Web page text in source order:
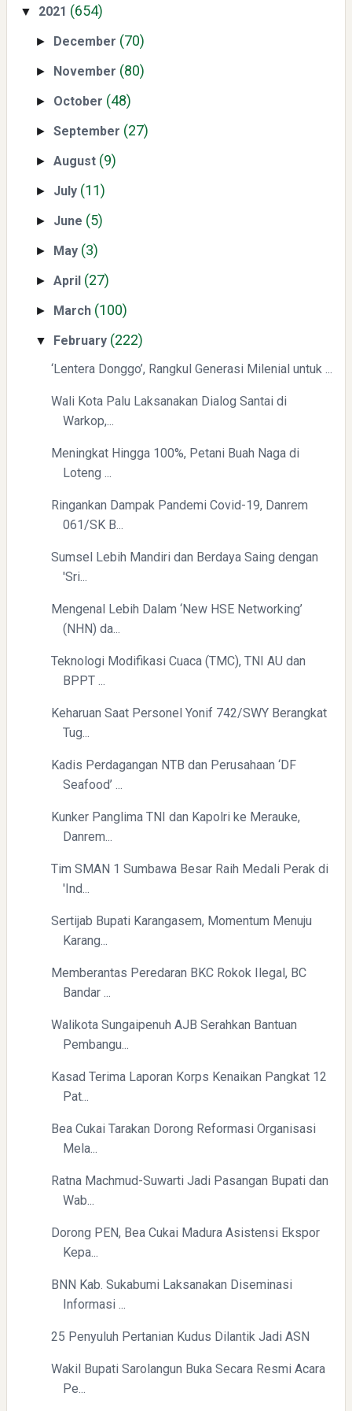
Yaqut Cholil Qoumas: Kisah Inspiratif di Balik Kasus Hukum
Mengenal Dampak Kenaikan Suku Bunga terhadap Bitcoin
(BTC) dan Ekonomi Global
Yaqut Cholil Qoumas: Kisah Inspiratif di Balik Kasus Hukum
Menyongsong Masa Depan Buruh Indonesia dengan
Optimisme dan Inspirasi
Yaqut Cholil Qoumas: Inspirasi Kepemimpinan dan
Ketaatan
Directurat Jenderal Pajak: Langkah Signifikan Menuju
Kepatuhan Pajak
Pelajaran Berharga dari Kasus dr. Tifa dan Roy Suryo
▼ 2021 (654)
► December (70)
► November (80)
► October (48)
►September (27)
►August (9)
► July (11)
► June (5)
► May (3)
►April (27)
► March (100)
▼ February (222)
‘Lentera Donggo’, Rangkul Generasi Milenial untuk ...
Wali Kota Palu Laksanakan Dialog Santai di
Warkop,...
Meningkat Hingga 100%, Petani Buah Naga di
Loteng ...
Ringankan Dampak Pandemi Covid-19, Danrem
061/SK B...
Sumsel Lebih Mandiri dan Berdaya Saing dengan
'Sri...
Mengenal Lebih Dalam ‘New HSE Networking’
(NHN) da...
Teknologi Modifikasi Cuaca (TMC), TNI AU dan
BPPT ...
Keharuan Saat Personel Yonif 742/SWY Berangkat
Tug...
Kadis Perdagangan NTB dan Perusahaan ‘DF
Seafood’ ...
Kunker Panglima TNI dan Kapolri ke Merauke,
Danrem...
Tim SMAN 1 Sumbawa Besar Raih Medali Perak di
'Ind...
Sertijab Bupati Karangasem, Momentum Menuju
Karang...
Memberantas Peredaran BKC Rokok Ilegal, BC
Bandar ...
Walikota Sungaipenuh AJB Serahkan Bantuan
Pembangu...
Kasad Terima Laporan Korps Kenaikan Pangkat 12
Pat...
Bea Cukai Tarakan Dorong Reformasi Organisasi
Mela...
Ratna Machmud-Suwarti Jadi Pasangan Bupati dan
Wab...
Dorong PEN, Bea Cukai Madura Asistensi Ekspor
Kepa...
BNN Kab. Sukabumi Laksanakan Diseminasi
Informasi ...
25 Penyuluh Pertanian Kudus Dilantik Jadi ASN
Wakil Bupati Sarolangun Buka Secara Resmi Acara
Pe...